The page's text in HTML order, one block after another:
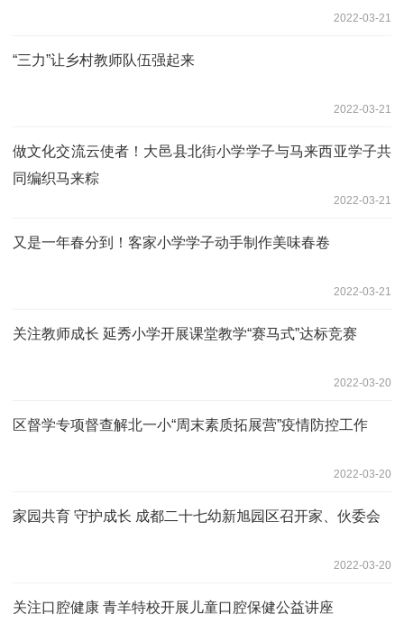
2022-03-21
“三力”让乡村教师队伍强起来
2022-03-21
做文化交流云使者！大邑县北街小学学子与马来西亚学子共
同编织马来粽
2022-03-21
又是一年春分到！客家小学学子动手制作美味春卷
2022-03-21
关注教师成长 延秀小学开展课堂教学“赛马式”达标竞赛
2022-03-20
区督学专项督查解北一小“周末素质拓展营”疫情防控工作
2022-03-20
家园共育 守护成长 成都二十七幼新旭园区召开家、伙委会
2022-03-20
关注口腔健康 青羊特校开展儿童口腔保健公益讲座